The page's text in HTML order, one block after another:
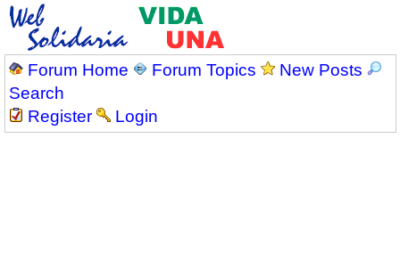
Forum Home Forum Topics
New Posts
Search
Register
Login